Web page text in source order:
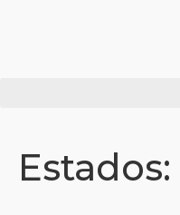
Estados: